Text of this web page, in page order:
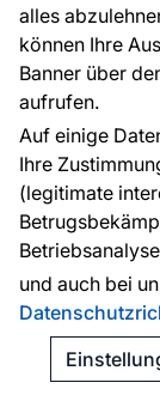
alles
können Ihre
Banner über
aufrufen.
Auf einige
Ihre
(legitimate
und auch bei
Tapete, weiß-
Neuheit